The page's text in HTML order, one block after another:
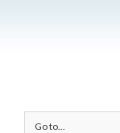
Go to...